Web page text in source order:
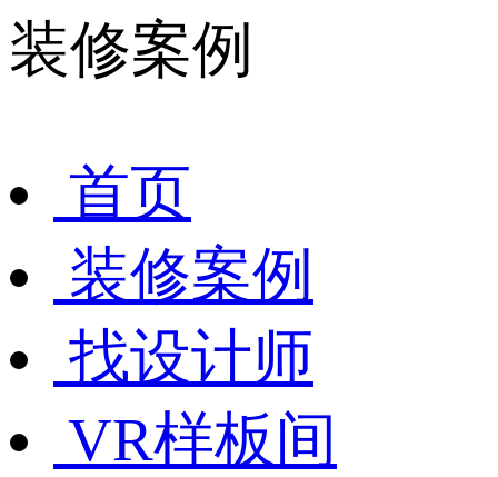
装修案例
首页
装修案例
找设计师
VR样板间